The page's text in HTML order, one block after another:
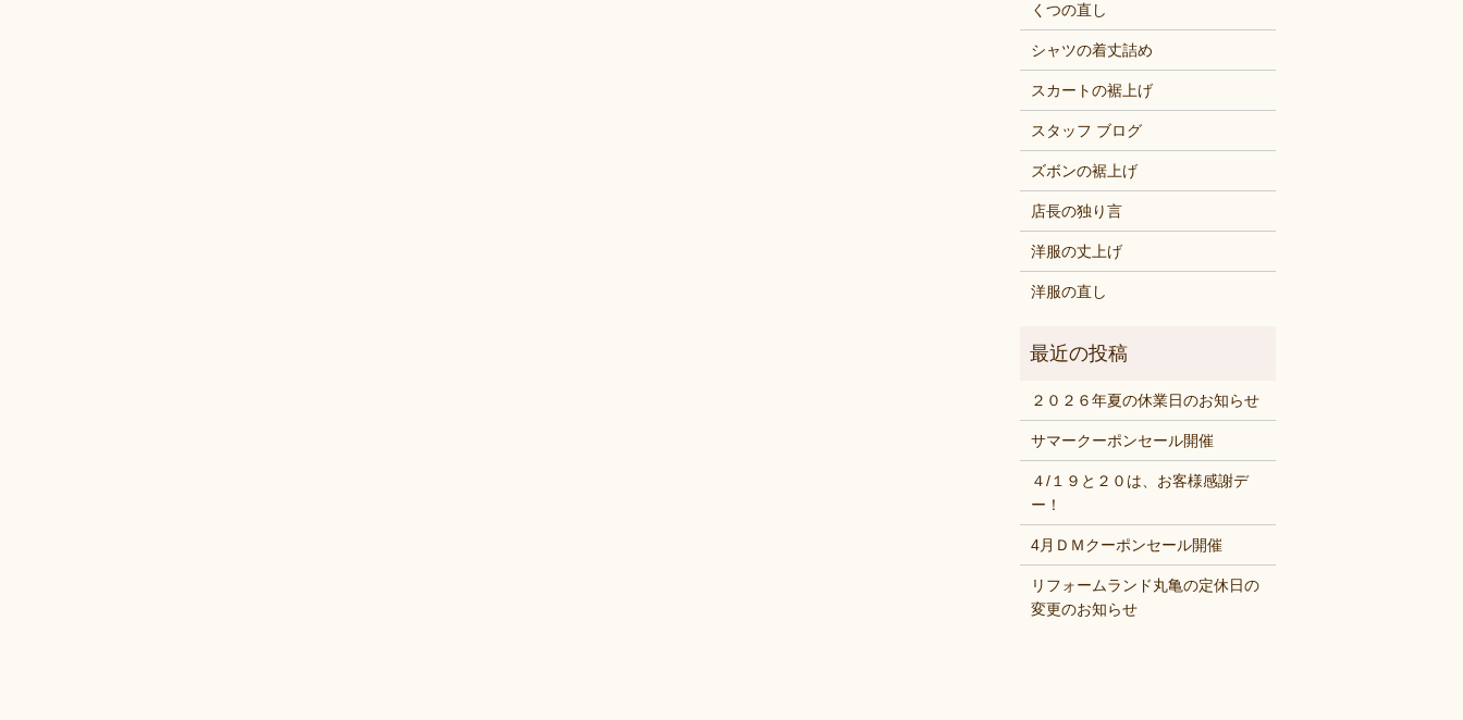
くつの直し
シャツの着丈詰め
スカートの裾上げ
スタッフ ブログ
ズボンの裾上げ
店長の独り言
洋服の丈上げ
洋服の直し
２０２６年夏の休業日のお知らせ
サマークーポンセール開催
４/１９と２０は、お客様感謝デ
ー！
4月ＤＭクーポンセール開催
リフォームランド丸亀の定休日の
変更のお知らせ